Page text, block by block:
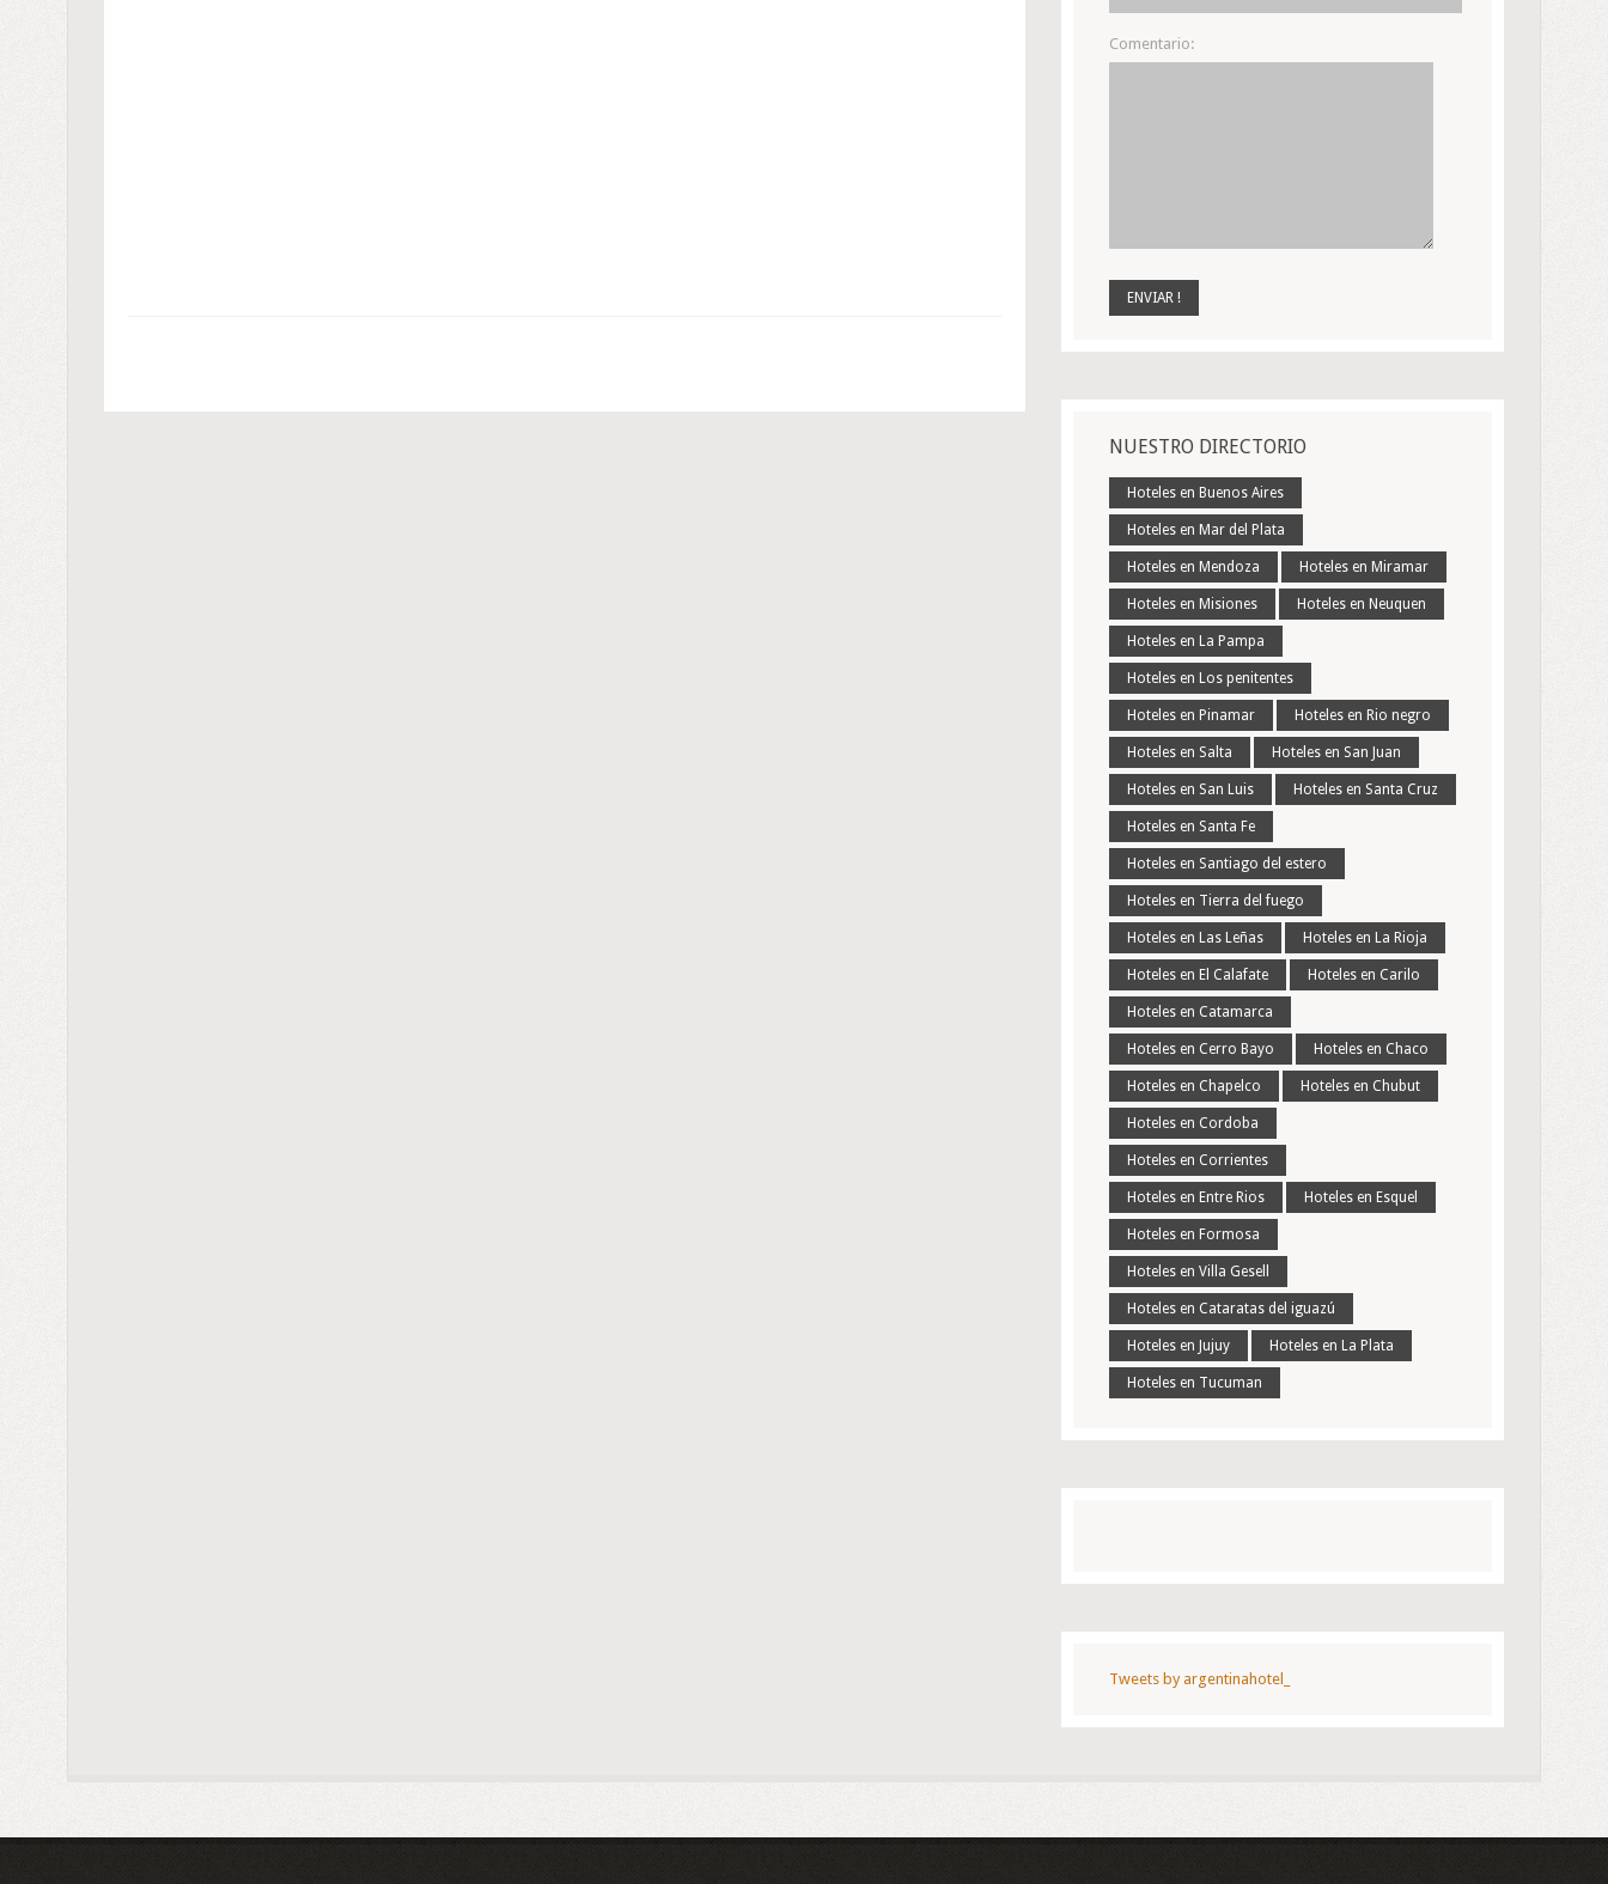
Comentario:
NUESTRO DIRECTORIO
Hoteles en Buenos Aires
Hoteles en Mar del Plata
Hoteles en Mendoza Hoteles en Miramar
Hoteles en Misiones Hoteles en Neuquen
Hoteles en La Pampa
Hoteles en Los penitentes
Hoteles en Pinamar Hoteles en Rio negro
Hoteles en Salta Hoteles en San Juan
Hoteles en San Luis Hoteles en Santa Cruz
Hoteles en Santa Fe
Hoteles en Santiago del estero
Hoteles en Tierra del fuego
Hoteles en Las Leñas Hoteles en La Rioja
Hoteles en El Calafate Hoteles en Carilo
Hoteles en Catamarca
Hoteles en Cerro Bayo Hoteles en Chaco
Hoteles en Chapelco Hoteles en Chubut
Hoteles en Cordoba
Hoteles en Corrientes
Hoteles en Entre Rios Hoteles en Esquel
Hoteles en Formosa
Hoteles en Villa Gesell
Hoteles en Cataratas del iguazú
Hoteles en Jujuy Hoteles en La Plata
Hoteles en Tucuman
Tweets by argentinahotel_